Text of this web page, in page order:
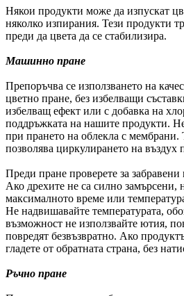
Някои продукти може да изпускат
няколко изпирания. Тези продукти
преди да цвета да се стабилизира.
Машинно пране
Препоръчва се използването на
цветно пране, без избелващи
избелващ ефект или с добавка на
поддръжката на нашите продукти.
при прането на облекла с
позволява циркулирането на въздух
Преди пране проверете за
Ако дрехите не са силно замърсени,
максималното време или
Не надвишавайте температурата,
възможност не използвайте ютия,
повредят безвъзвратно. Ако
гладете от обратната страна, без
Ръчно пране